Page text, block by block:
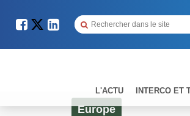
L'ACTU INTERCO ET
Europe